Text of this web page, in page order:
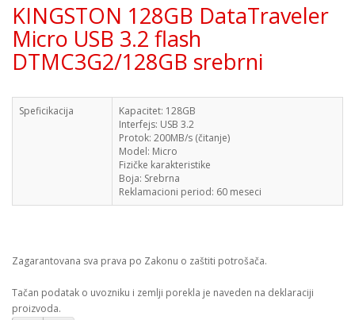
KINGSTON 128GB DataTraveler
Micro USB 3.2 flash
DTMC3G2/128GB srebrni
Speficikacija Kapacitet: 128GB
Interfejs: USB 3.2
Protok: 200MB/s (čitanje)
Model: Micro
Fizičke karakteristike
Boja: Srebrna
Reklamacioni period: 60 meseci
Zagarantovana sva prava po Zakonu o zaštiti potrošača.
Tačan podatak o uvozniku i zemlji porekla je naveden na deklaraciji
proizvoda.